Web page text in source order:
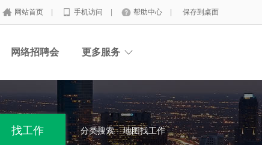
网站首页 手机访问 帮助中心 保存到桌面
网络招聘会 更多服务
分类搜索 地图找工作